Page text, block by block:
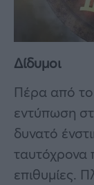
Δίδυμοι
Πέρα από το
εντύπωση
δυνατό
ταυτόχρονα
επιθυμίες.